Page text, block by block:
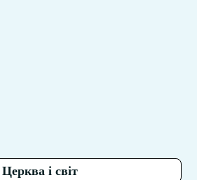
Церква і світ